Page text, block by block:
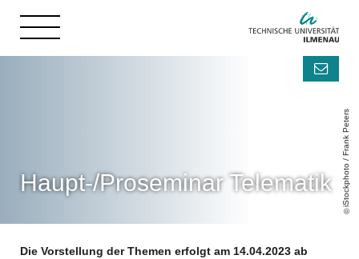
iStockphoto / Frank Peters
Haupt-/Proseminar Telematik
Die Vorstellung der Themen erfolgt am 14.04.2023 ab